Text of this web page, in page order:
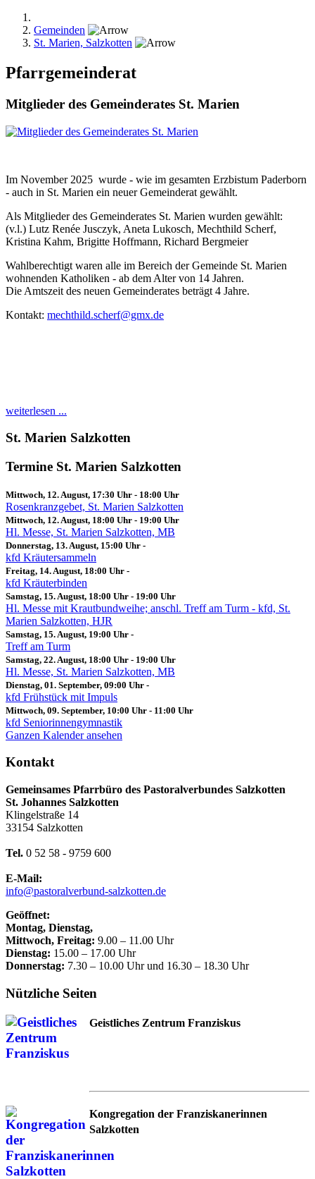
Gemeinden
St. Marien, Salzkotten
Pfarrgemeinderat
Mitglieder des Gemeinderates St. Marien
Im November 2025 wurde - wie im gesamten Erzbistum Paderborn
- auch in St. Marien ein neuer Gemeinderat gewählt.
Als Mitglieder des Gemeinderates St. Marien wurden gewählt:
(v.l.) Lutz Renée Jusczyk, Aneta Lukosch, Mechthild Scherf,
Kristina Kahm, Brigitte Hoffmann, Richard Bergmeier
Wahlberechtigt waren alle im Bereich der Gemeinde St. Marien
wohnenden Katholiken - ab dem Alter von 14 Jahren.
Die Amtszeit des neuen Gemeinderates beträgt 4 Jahre.
Kontakt: mechthild.scherf@gmx.de
weiterlesen ...
St. Marien Salzkotten
Termine St. Marien Salzkotten
Mittwoch, 12. August, 17:30 Uhr - 18:00 Uhr
Rosenkranzgebet, St. Marien Salzkotten
Mittwoch, 12. August, 18:00 Uhr - 19:00 Uhr
Hl. Messe, St. Marien Salzkotten, MB
Donnerstag, 13. August, 15:00 Uhr -
kfd Kräutersammeln
Freitag, 14. August, 18:00 Uhr -
kfd Kräuterbinden
Samstag, 15. August, 18:00 Uhr - 19:00 Uhr
Hl. Messe mit Krautbundweihe; anschl. Treff am Turm - kfd, St.
Marien Salzkotten, HJR
Samstag, 15. August, 19:00 Uhr -
Treff am Turm
Samstag, 22. August, 18:00 Uhr - 19:00 Uhr
Hl. Messe, St. Marien Salzkotten, MB
Dienstag, 01. September, 09:00 Uhr -
kfd Frühstück mit Impuls
Mittwoch, 09. September, 10:00 Uhr - 11:00 Uhr
kfd Seniorinnengymnastik
Ganzen Kalender ansehen
Kontakt
Gemeinsames Pfarrbüro des Pastoralverbundes Salzkotten
St. Johannes Salzkotten
Klingelstraße 14
33154 Salzkotten
Tel. 0 52 58 - 9759 600
E-Mail:
info@pastoralverbund-salzkotten.de
Geöffnet:
Montag, Dienstag,
Mittwoch, Freitag: 9.00 – 11.00 Uhr
Dienstag: 15.00 – 17.00 Uhr
Donnerstag: 7.30 – 10.00 Uhr und 16.30 – 18.30 Uhr
Nützliche Seiten
Geistliches Zentrum Franziskus
Kongregation der Franziskanerinnen
Salzkotten